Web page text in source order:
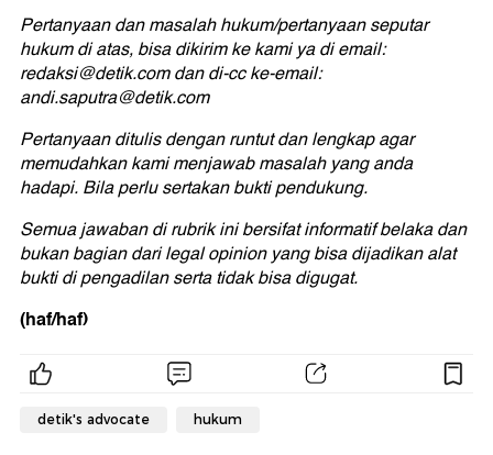
Pertanyaan dan masalah hukum/pertanyaan seputar
hukum di atas, bisa dikirim ke kami ya di email:
redaksi@detik.com dan di-cc ke-email:
andi.saputra@detik.com
Pertanyaan ditulis dengan runtut dan lengkap agar
memudahkan kami menjawab masalah yang anda
hadapi. Bila perlu sertakan bukti pendukung.
Semua jawaban di rubrik ini bersifat informatif belaka dan
bukan bagian dari legal opinion yang bisa dijadikan alat
bukti di pengadilan serta tidak bisa digugat.
(haf/haf)
detik's advocate hukum